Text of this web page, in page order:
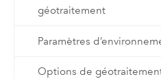
géotraitement
Paramètres
Options de